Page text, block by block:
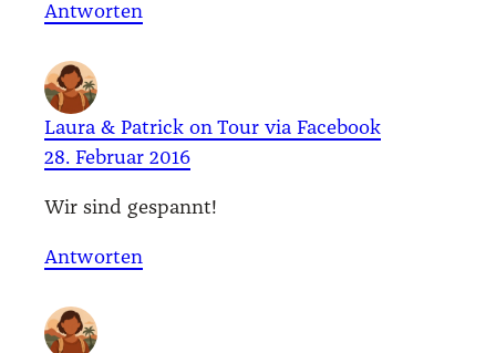
Antworten
Laura & Patrick on Tour via Facebook
28. Februar 2016
Wir sind gespannt!
Antworten